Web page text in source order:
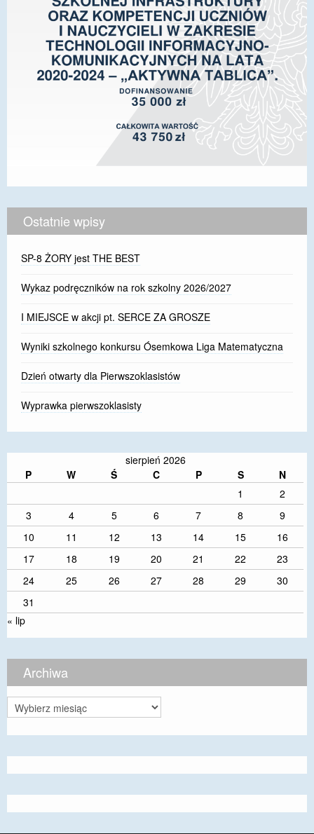
Ostatnie wpisy
SP-8 ŻORY jest THE BEST
Wykaz podręczników na rok szkolny 2026/2027
I MIEJSCE w akcji pt. SERCE ZA GROSZE
Wyniki szkolnego konkursu Ósemkowa Liga Matematyczna
Dzień otwarty dla Pierwszoklasistów
Wyprawka pierwszoklasisty
sierpień 2026
P
W Ś C P S
N
1
2
3
4 5 6 7 8
9
10
11 12 13 14 15
16
17
18 19 20 21 22
23
24
25 26 27 28 29
30
31
« lip
Archiwa
Archiwa